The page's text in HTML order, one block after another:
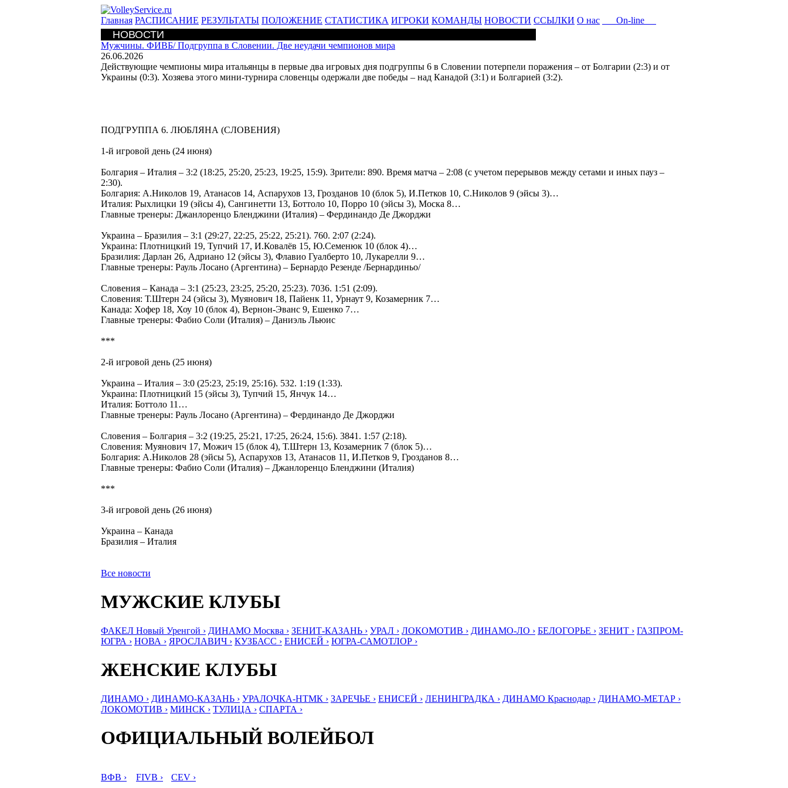
Главная РАСПИСАНИЕ РЕЗУЛЬТАТЫ ПОЛОЖЕНИЕ СТАТИСТИКА ИГРОКИ КОМАНДЫ НОВОСТИ ССЫЛКИ О нас On-line
НОВОСТИ
Мужчины. ФИВБ/Подгруппа в Словении. Две неудачи чемпионов мира
26.06.2026
Действующие чемпионы мира итальянцы в первые два игровых дня подгруппы 6 в Словении потерпели поражения – от Болгарии (2:3) и от
Украины (0:3). Хозяева этого мини-турнира словенцы одержали две победы – над Канадой (3:1) и Болгарией (3:2).
ПОДГРУППА 6. ЛЮБЛЯНА (СЛОВЕНИЯ)
1-й игровой день (24 июня)
Болгария – Италия – 3:2 (18:25, 25:20, 25:23, 19:25, 15:9). Зрители: 890. Время матча – 2:08 (с учетом перерывов между сетами и иных пауз –
2:30).
Болгария: А.Николов 19, Атанасов 14, Аспарухов 13, Грозданов 10 (блок 5), И.Петков 10, С.Николов 9 (эйсы 3)…
Италия: Рыхлицки 19 (эйсы 4), Сангинетти 13, Боттоло 10, Порро 10 (эйсы 3), Моска 8…
Главные тренеры: Джанлоренцо Бленджини (Италия) – Фердинандо Де Джорджи
Украина – Бразилия – 3:1 (29:27, 22:25, 25:22, 25:21). 760. 2:07 (2:24).
Украина: Плотницкий 19, Тупчий 17, И.Ковалёв 15, Ю.Семенюк 10 (блок 4)…
Бразилия: Дарлан 26, Адриано 12 (эйсы 3), Флавио Гуалберто 10, Лукарелли 9…
Главные тренеры: Рауль Лосано (Аргентина) – Бернардо Резенде /Бернардиньо/
Словения – Канада – 3:1 (25:23, 23:25, 25:20, 25:23). 7036. 1:51 (2:09).
Словения: Т.Штерн 24 (эйсы 3), Муянович 18, Пайенк 11, Урнаут 9, Козамерник 7…
Канада: Хофер 18, Хоу 10 (блок 4), Вернон-Эванс 9, Ешенко 7…
Главные тренеры: Фабио Соли (Италия) – Даниэль Льюис
***
2-й игровой день (25 июня)
Украина – Италия – 3:0 (25:23, 25:19, 25:16). 532. 1:19 (1:33).
Украина: Плотницкий 15 (эйсы 3), Тупчий 15, Янчук 14…
Италия: Боттоло 11…
Главные тренеры: Рауль Лосано (Аргентина) – Фердинандо Де Джорджи
Словения – Болгария – 3:2 (19:25, 25:21, 17:25, 26:24, 15:6). 3841. 1:57 (2:18).
Словения: Муянович 17, Можич 15 (блок 4), Т.Штерн 13, Козамерник 7 (блок 5)…
Болгария: А.Николов 28 (эйсы 5), Аспарухов 13, Атанасов 11, И.Петков 9, Грозданов 8…
Главные тренеры: Фабио Соли (Италия) – Джанлоренцо Бленджини (Италия)
***
3-й игровой день (26 июня)
Украина – Канада
Бразилия – Италия
Все новости
МУЖСКИЕ КЛУБЫ
ФАКЕЛ Новый Уренгой › ДИНАМО Москва › ЗЕНИТ-КАЗАНЬ › УРАЛ › ЛОКОМОТИВ › ДИНАМО-ЛО › БЕЛОГОРЬЕ › ЗЕНИТ › ГАЗПРОМ-
ЮГРА › НОВА › ЯРОСЛАВИЧ › КУЗБАСС › ЕНИСЕЙ › ЮГРА-САМОТЛОР ›
ЖЕНСКИЕ КЛУБЫ
ДИНАМО › ДИНАМО-КАЗАНЬ › УРАЛОЧКА-НТМК › ЗАРЕЧЬЕ › ЕНИСЕЙ › ЛЕНИНГРАДКА › ДИНАМО Краснодар › ДИНАМО-МЕТАР ›
ЛОКОМОТИВ › МИНСК › ТУЛИЦА › СПАРТА ›
ОФИЦИАЛЬНЫЙ ВОЛЕЙБОЛ
ВФВ › FIVB › CEV ›